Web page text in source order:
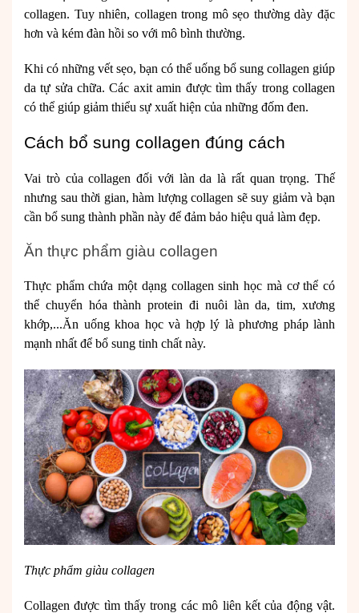
collagen. Tuy nhiên, collagen trong mô sẹo thường dày đặc
hơn và kém đàn hồi so với mô bình thường.
Khi có những vết sẹo, bạn có thể uống bổ sung collagen giúp
da tự sửa chữa. Các axit amin được tìm thấy trong collagen
có thể giúp giảm thiểu sự xuất hiện của những đốm đen.
Cách bổ sung collagen đúng cách
Vai trò của collagen đối với làn da là rất quan trọng. Thế
nhưng sau thời gian, hàm lượng collagen sẽ suy giảm và bạn
cần bổ sung thành phần này để đảm bảo hiệu quả làm đẹp.
Ăn thực phẩm giàu collagen
Thực phẩm chứa một dạng collagen sinh học mà cơ thể có
thể chuyển hóa thành protein đi nuôi làn da, tim, xương
khớp,...Ăn uống khoa học và hợp lý là phương pháp lành
mạnh nhất để bổ sung tinh chất này.
Thực phẩm giàu collagen
Collagen được tìm thấy trong các mô liên kết của động vật.